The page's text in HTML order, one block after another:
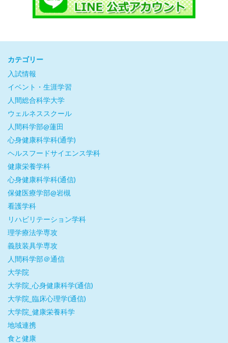
カテゴリー
入試情報
イベント・生涯学習
人間総合科学大学
ウェルネススクール
人間科学部@蓮田
心身健康科学科(通学)
ヘルスフードサイエンス学科
健康栄養学科
心身健康科学科(通信)
保健医療学部@岩槻
看護学科
リハビリテーション学科
理学療法学専攻
義肢装具学専攻
人間科学部＠通信
大学院
大学院_心身健康科学(通信)
大学院_臨床心理学(通信)
大学院_健康栄養科学
地域連携
食と健康